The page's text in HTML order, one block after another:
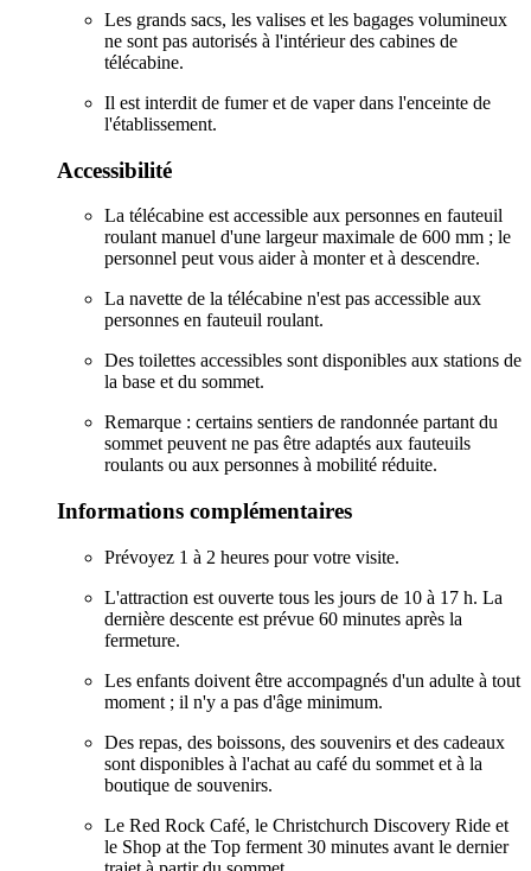
Les grands sacs, les valises et les bagages volumineux
ne sont pas autorisés à l'intérieur des cabines de
télécabine.
Il est interdit de fumer et de vaper dans l'enceinte de
l'établissement.
Accessibilité
La télécabine est accessible aux personnes en fauteuil
roulant manuel d'une largeur maximale de 600 mm ; le
personnel peut vous aider à monter et à descendre.
La navette de la télécabine n'est pas accessible aux
personnes en fauteuil roulant.
Des toilettes accessibles sont disponibles aux stations de
la base et du sommet.
Remarque : certains sentiers de randonnée partant du
sommet peuvent ne pas être adaptés aux fauteuils
roulants ou aux personnes à mobilité réduite.
Informations complémentaires
Prévoyez 1 à 2 heures pour votre visite.
L'attraction est ouverte tous les jours de 10 à 17 h. La
dernière descente est prévue 60 minutes après la
fermeture.
Les enfants doivent être accompagnés d'un adulte à tout
moment ; il n'y a pas d'âge minimum.
Des repas, des boissons, des souvenirs et des cadeaux
sont disponibles à l'achat au café du sommet et à la
boutique de souvenirs.
Le Red Rock Café, le Christchurch Discovery Ride et
le Shop at the Top ferment 30 minutes avant le dernier